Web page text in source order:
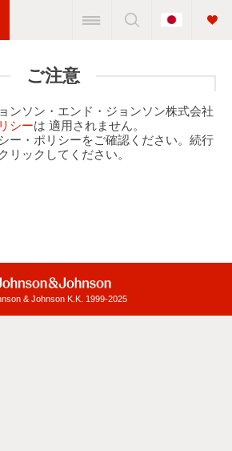
Change
Country
ご注意
ンソン・エンド・ジョンソン株式会社
シーは 適用されません。
ー・ポリシーをご確認ください。続行
リックしてください。
& Johnson K.K. 1999-2025